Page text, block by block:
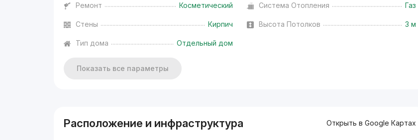
Ремонт Косметический Система Отопления Газ
Стены Кирпич Высота Потолков 3 м
Тип дома Отдельный дом
Показать все параметры
Расположение и инфраструктура Открыть в Google Картах